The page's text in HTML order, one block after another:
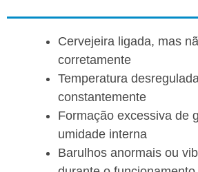
Cervejeira ligada, mas
corretamente
Temperatura
constantemente
Formação excessiva de
umidade interna
Barulhos anormais ou